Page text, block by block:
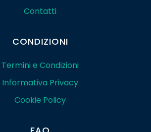
Contatti
CONDIZIONI
Termini e Condizioni
Informativa Privacy
Cookie Policy